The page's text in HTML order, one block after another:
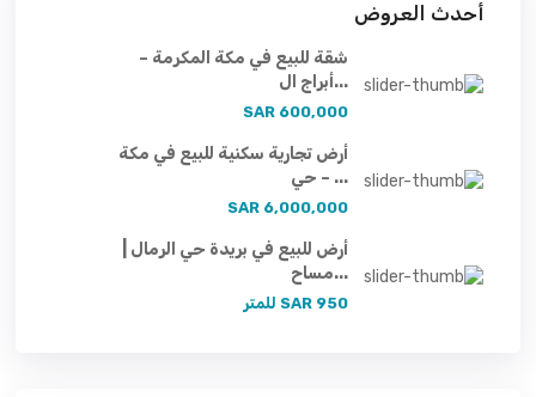
أحدث العروض
شقة للبيع في مكة المكرمة –
أبراج ال...
600,000 SAR
أرض تجارية سكنية للبيع في مكة
– حي ...
6,000,000 SAR
أرض للبيع في بريدة حي الرمال |
مساح...
950 SAR للمتر